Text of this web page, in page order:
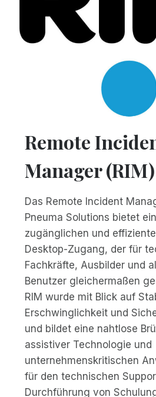
Remote
Manager (RIM)
Das Remote Incident
Pneuma Solutions bietet
zugänglichen und
Desktop-Zugang, der für
Fachkräfte, Ausbilder und
Benutzer gleichermaßen
RIM wurde mit Blick auf
Erschwinglichkeit und
und bildet eine nahtlose
assistiver Technologie und
unternehmenskritischen
für den technischen
Durchführung von